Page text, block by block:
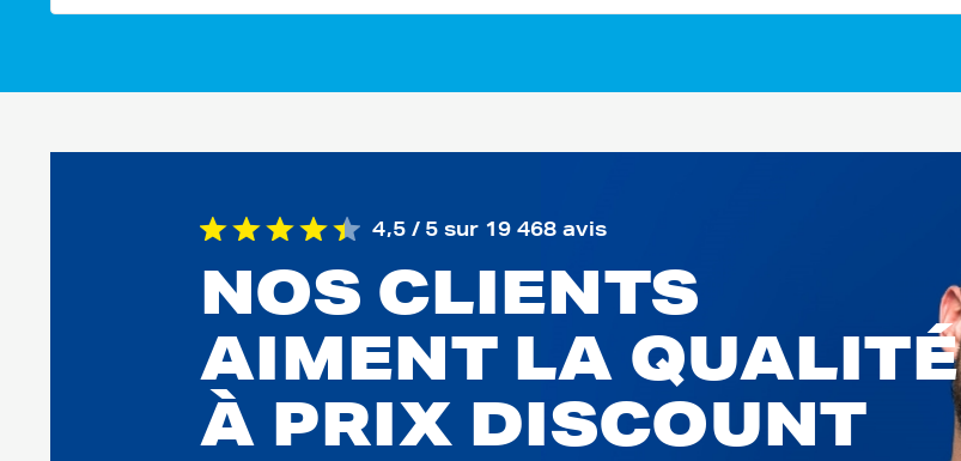
4,5 / 5 sur 19 468 avis
NOS CLIENTS
AIMENT LA QUALITÉ
À PRIX DISCOUNT